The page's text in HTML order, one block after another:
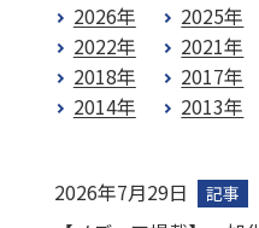
2026年 2025年
2022年
2021年
2018年
2017年
2014年
2013年
2026年7月29日 記事​